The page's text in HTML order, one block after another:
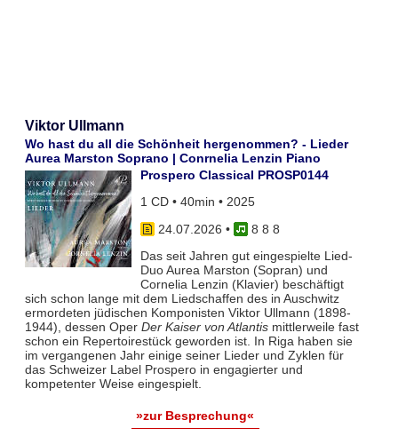
Viktor Ullmann
Wo hast du all die Schönheit hergenommen? - Lieder
Aurea Marston Soprano | Conrnelia Lenzin Piano
Prospero Classical PROSP0144
1 CD • 40min • 2025
24.07.2026 •
8 8 8
Das seit Jahren gut eingespielte Lied-
Duo Aurea Marston (Sopran) und
Cornelia Lenzin (Klavier) beschäftigt
sich schon lange mit dem Liedschaffen des in Auschwitz
ermordeten jüdischen Komponisten Viktor Ullmann (1898-
1944), dessen Oper Der Kaiser von Atlantismittlerweile fast
schon ein Repertoirestück geworden ist. In Riga haben sie
im vergangenen Jahr einige seiner Lieder und Zyklen für
das Schweizer Label Prospero in engagierter und
kompetenter Weise eingespielt.
»zur Besprechung«